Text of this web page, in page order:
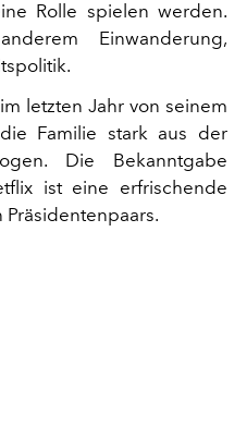
Rolle spielen werden.
Einwanderung,
letzten Jahr von seinem
Familie stark aus der
Die Bekanntgabe
ist eine erfrischende